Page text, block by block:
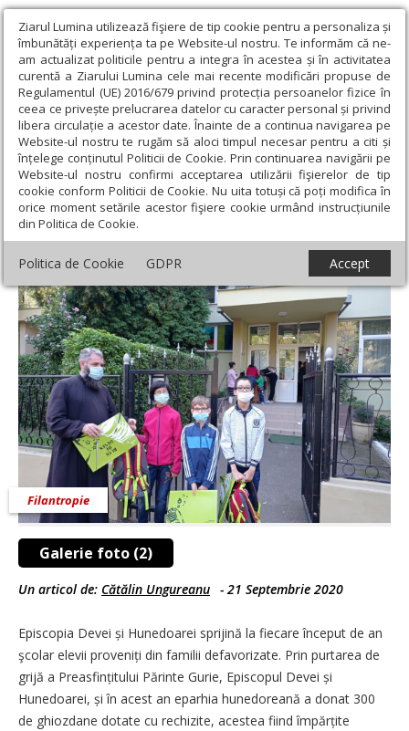
Ziarul Lumina utilizează fişiere de tip cookie pentru a personaliza și
îmbunătăți experiența ta pe Website-ul nostru. Te informăm că ne-
am actualizat politicile pentru a integra în acestea și în activitatea
curentă a Ziarului Lumina cele mai recente modificări propuse de
Regulamentul (UE) 2016/679 privind protecția persoanelor fizice în
ceea ce privește prelucrarea datelor cu caracter personal și privind
libera circulație a acestor date. Înainte de a continua navigarea pe
Website-ul nostru te rugăm să aloci timpul necesar pentru a citi și
înțelege conținutul Politicii de Cookie. Prin continuarea navigării pe
Website-ul nostru confirmi acceptarea utilizării fişierelor de tip
cookie conform Politicii de Cookie. Nu uita totuși că poți modifica în
orice moment setările acestor fişiere cookie urmând instrucțiunile
din Politica de Cookie.
Politica de Cookie GDPR Accept
Ziarul Lumina › Filantropie › Sprijin pentru elevi oferit de
Episcopia Devei și Hunedoarei la început de an școlar
Sprijin pentru elevi oferit de Episcopia
Devei și Hunedoarei la început de an școlar
Galerie foto (2)
Filantropie
Un articol de: Cătălin Ungureanu - 21 Septembrie 2020
Episcopia Devei și Hunedoarei sprijină la fiecare început de an
şcolar elevii proveniți din familii defavorizate. Prin purtarea de
grijă a Preasfințitului Părinte Gurie, Episcopul Devei și
Hunedoarei, și în acest an eparhia hunedoreană a donat 300
de ghiozdane dotate cu rechizite, acestea fiind împărțite